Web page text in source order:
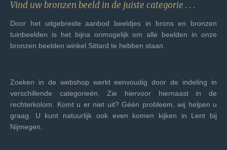
Vind uw bronzen beeld in de juiste categorie . . .
Door het uitgebreide aanbod beeldjes in brons en bronzen
tuinbeelden is het bijna onmogelijk om alle beelden in onze
bronzen beelden winkel Sittard te hebben staan.
Zoeken in de webshop werkt eenvoudig door de indeling in
verschillende categorieën. Zie hiervoor hiernaast in de
rechterkolom. Komt u er niet uit? Géén probleem, wij helpen u
graag. U kunt natuurlijk ook even komen kijken in Lent bij
Nijmegen.